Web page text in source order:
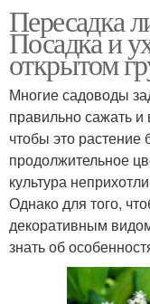
Пересадка
Посадка и
открытом
Многие садоводы
правильно сажать
чтобы это
продолжительное
культура
Однако для того,
декоративным
знать об